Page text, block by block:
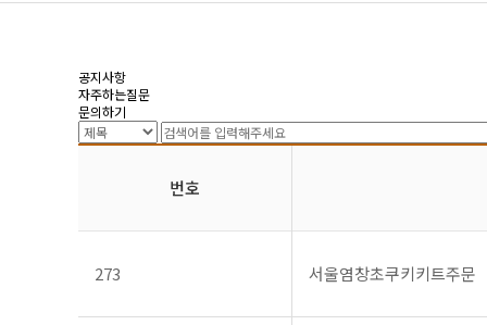
공지사항
자주하는질문
문의하기
번호
273 서울염창초쿠키키트주문